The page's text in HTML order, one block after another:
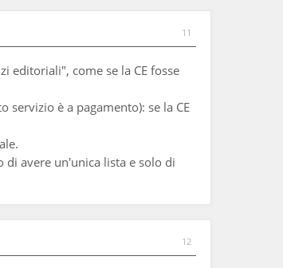
11
editoriali", come se la CE fosse
servizio è a pagamento): se la CE
avere un'unica lista e solo di
12